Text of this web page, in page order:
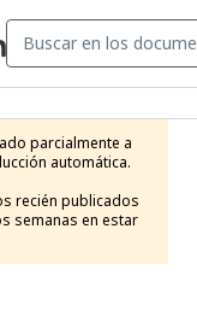
parcialmente a
automática.
recién publicados
semanas en estar